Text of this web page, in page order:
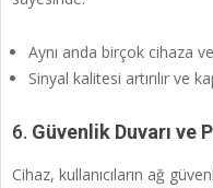
Aynı anda birçok cihaza
Sinyal kalitesi artırılır ve
6. Güvenlik Duvarı ve
Cihaz, kullanıcıların ağ